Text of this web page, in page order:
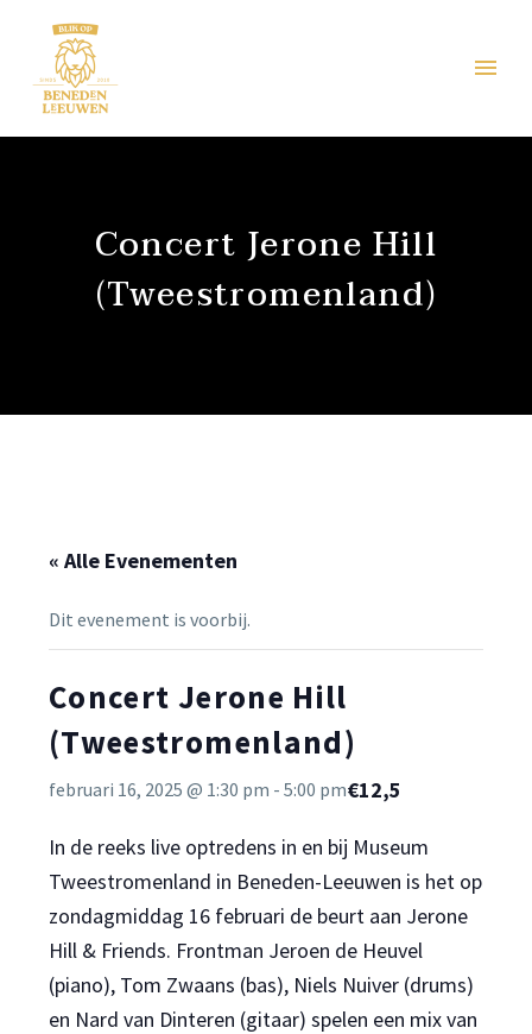
Concert Jerone Hill
(Tweestromenland)
« Alle Evenementen
Dit evenement is voorbij.
Concert Jerone Hill
(Tweestromenland)
februari 16, 2025 @ 1:30 pm - 5:00 pm€12,5
In de reeks live optredens in en bij Museum
Tweestromenland in Beneden-Leeuwen is het op
zondagmiddag 16 februari de beurt aan Jerone
Hill & Friends. Frontman Jeroen de Heuvel
(piano), Tom Zwaans (bas), Niels Nuiver (drums)
en Nard van Dinteren (gitaar) spelen een mix van